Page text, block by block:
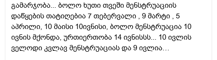
გამარჯობა... ბოლო ხუთი თვეში მენსტრუაციის
დაწყების თატიღებია 7 თებერვალი , 9 მარტი , 5
აპრილი, 10 მაისი 10ივნისი, ბოლო მენსტრუაცია 10
ივნის მქონდა, ურთიერთობა 14 ივნისსს... 10 ივლის
ველოდი კვლავ მენსტრუაციას და 9 ივლია